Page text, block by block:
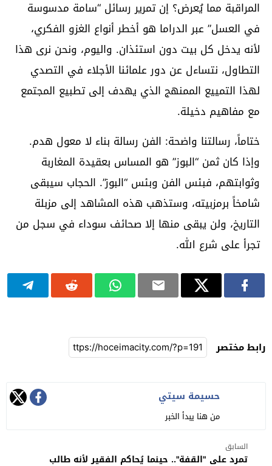
المراقبة مما يُعرض؟ إن تمرير رسائل “سامة مدسوسة
في العسل” عبر الدراما هو أخطر أنواع الغزو الفكري،
لأنه يدخل كل بيت دون استئذان. واليوم، ونحن نرى هذا
التطاول، نتساءل عن دور علمائنا الأجلاء في التصدي
لهذا التمييع الممنهج الذي يهدف إلى تطبيع المجتمع
مع مفاهيم دخيلة.
ختاماً، رسالتنا واضحة: الفن رسالة بناء لا معول هدم.
وإذا كان ثمن “البوز” هو المساس بعقيدة المغاربة
وثوابتهم، فبئس الفن وبئس “البوز”. الحجاب سيبقى
شامخاً برمزبيته، وستذهب هذه المشاهد إلى مزبلة
التاريخ، ولن يبقى منها إلا صحائف سوداء في سجل من
تجرأ على شرع الله.
رابط مختصر
حسيمة سيتي
من هنا يبدأ الخبر
السابق
تمرد على "القفة".. حينما يُحاكم الفقير لأنه طالب